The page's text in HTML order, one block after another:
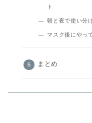
ト
朝と夜で使い分
マスク後にやっ
まとめ